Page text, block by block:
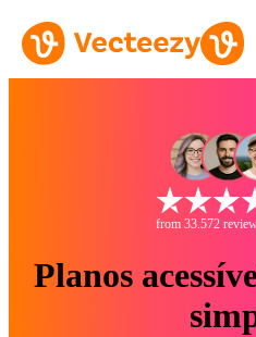
from 33.572
Planos